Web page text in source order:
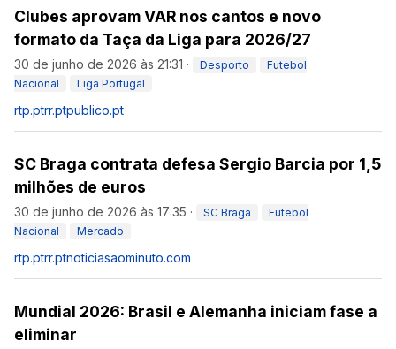
Clubes aprovam VAR nos cantos e novo
formato da Taça da Liga para 2026/27
30 de junho de 2026 às 21:31 · Desporto
Futebol
Nacional
Liga Portugal
rtp.ptrr.ptpublico.pt
SC Braga contrata defesa Sergio Barcia por 1,5
milhões de euros
30 de junho de 2026 às 17:35 · SC Braga
Futebol
Nacional
Mercado
rtp.ptrr.ptnoticiasaominuto.com
Mundial 2026: Brasil e Alemanha iniciam fase a
eliminar